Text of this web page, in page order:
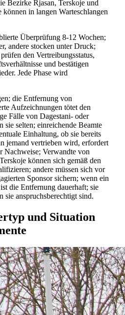
Bezirke Rjasan, Terskoje und
können in langen Warteschlangen
Überprüfung 8-12 Wochen;
andere stocken unter Druck;
den Vertreibungsstatus,
und bestätigen
Jede Phase wird
die Entfernung von
Aufzeichnungen tötet den
Fälle von Dagestani- oder
sie selten; einreichende Beamte
Einhaltung, ob sie bereits
jemand vertrieben wird, erfordert
Nachweise; Verwandte von
können sich gemäß den
andere müssen sich vor
Sponsor sichern; wenn ein
die Entfernung dauerhaft; sie
sie anspruchsberechtigt sind.
und Situation